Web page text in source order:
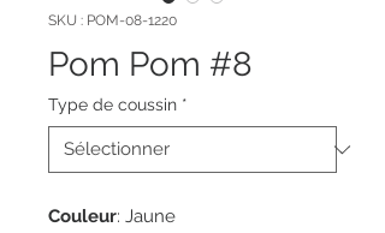
SKU : POM-08-1220
Pom Pom #8
Type de coussin *
Couleur: Jaune